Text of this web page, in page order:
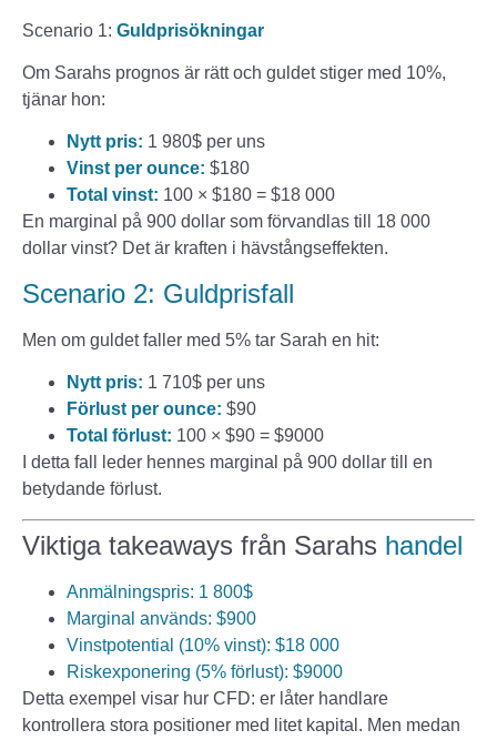
Scenario 1: Guldprisökningar
Om Sarahs prognos är rätt och guldet stiger med 10%,
tjänar hon:
Nytt pris: 1 980$ per uns
Vinst per ounce: $180
Total vinst: 100 × $180 = $18 000
En marginal på 900 dollar som förvandlas till 18 000
dollar vinst? Det är kraften i hävstångseffekten.
Scenario 2: Guldprisfall
Men om guldet faller med 5% tar Sarah en hit:
Nytt pris: 1 710$ per uns
Förlust per ounce: $90
Total förlust: 100 × $90 = $9000
I detta fall leder hennes marginal på 900 dollar till en
betydande förlust.
Viktiga takeaways från Sarahs handel
Anmälningspris: 1 800$
Marginal används: $900
Vinstpotential (10% vinst): $18 000
Riskexponering (5% förlust): $9000
Detta exempel visar hur CFD: er låter handlare
kontrollera stora positioner med litet kapital. Men medan